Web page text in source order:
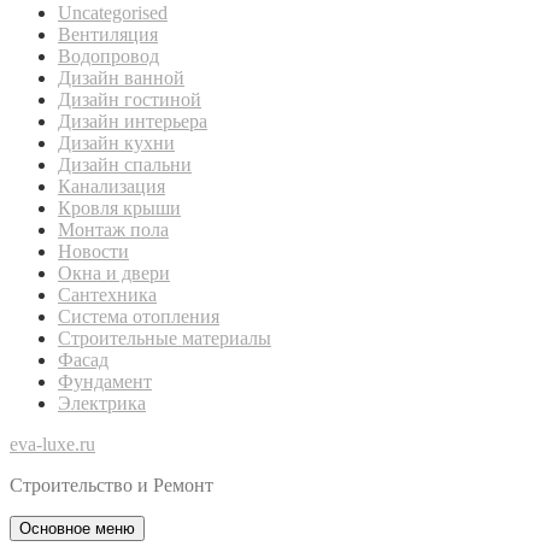
Uncategorised
Вентиляция
Водопровод
Дизайн ванной
Дизайн гостиной
Дизайн интерьера
Дизайн кухни
Дизайн спальни
Канализация
Кровля крыши
Монтаж пола
Новости
Окна и двери
Сантехника
Система отопления
Строительные материалы
Фасад
Фундамент
Электрика
eva-luxe.ru
Строительство и Ремонт
Основное меню